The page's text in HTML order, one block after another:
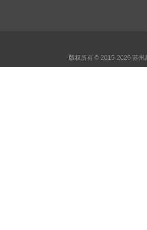
版权所有 © 2015-2026 苏州